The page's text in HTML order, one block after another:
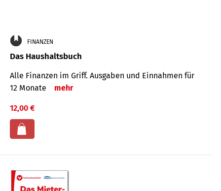
FINANZEN
Das Haushaltsbuch
Alle Finanzen im Griff. Aus­gaben und Ein­nahmen für
12 Monate
mehr
12,00 €